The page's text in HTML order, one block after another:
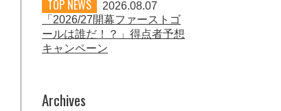
TOP NEWS
2026.08.07
「2026/27開幕ファーストゴ
ールは誰だ！？」得点者予想
キャンペーン
Archives